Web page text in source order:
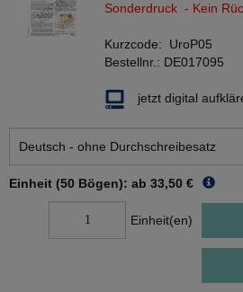
Sonderdruck - Kein
Kurzcode: UroP05
Bestellnr.: DE017095
jetzt digital
Einheit (50 Bögen): ab 33,50 €
Einheit(en)